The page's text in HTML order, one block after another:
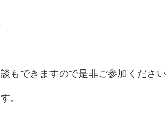
もできますので是非ご参加くださ
。